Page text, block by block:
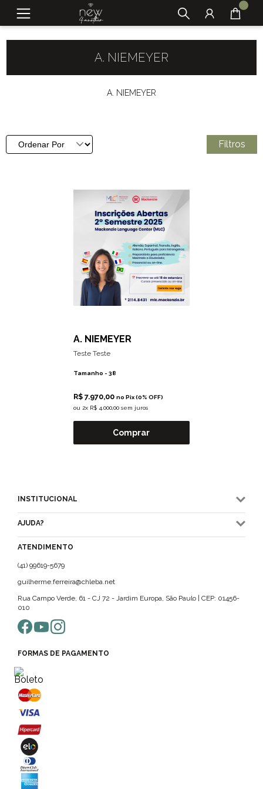
A. NIEMEYER
A. NIEMEYER
Filtros
A. NIEMEYER
Teste Teste
Tamanho -38
R$ 7.970,00 no Pix (0% OFF)
ou 2x R$ 4.000,00 sem juros
Comprar
INSTITUCIONAL
AJUDA?
ATENDIMENTO
(41) 99619-5679
guilherme.ferreira@chleba.net
Rua Campo Verde, 61 - CJ 72 - Jardim Europa, São Paulo | CEP: 01456-
010
FORMAS DE PAGAMENTO